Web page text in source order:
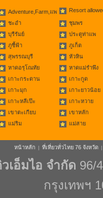
Adventure,Farm,แพ Resort
ชะอำ ชุมพร
บุรีรัมย์
ประตูท่าแพ
ภูชี้ฟ้า
ภูเก็ต
สุพรรณบุรี
หัวหิน
หาดอรุโณทัย
หาดแม่รำพึง
เกาะกระดาน
เกาะกูด
เกาะมุก
เกาะยาวน้อย
เกาะหลีเป๊ะ
เกาะหวาย
เขาตะเกียบ
เขาหลัก
แม่ริม
แม่สาย
หน้าหลัก | ที่เที่ยวทั่วไทย 76 จังหวัด |
เอ็มไอ จำกัด 96/
กรุงเทพฯ